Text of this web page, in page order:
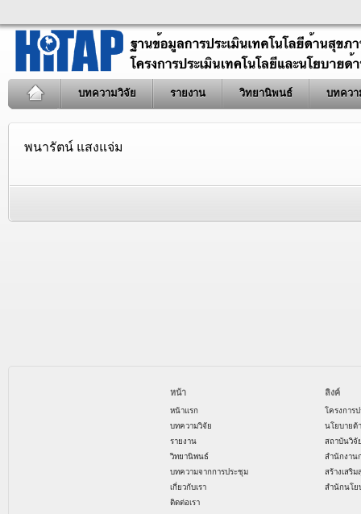
บทความวิจัย รายงาน วิทยานิพนธ์ บทควา
พนารัตน์ แสงแจ่ม
หน้า
หน้าแรก
บทความวิจัย
รายงาน
วิทยานิพนธ์
บทความจากการประชุม
เกี่ยวกับเรา
ติดต่อเรา
ลิงค์
โครงการ
นโยบายด้
สถาบันวิจั
สำนักงาน
สร้างเสริ
สำนักนโย